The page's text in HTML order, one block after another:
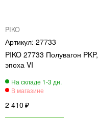
PIKO
27733
PIKO 27733 Полувагон PKP,
эпоха VI
2 410